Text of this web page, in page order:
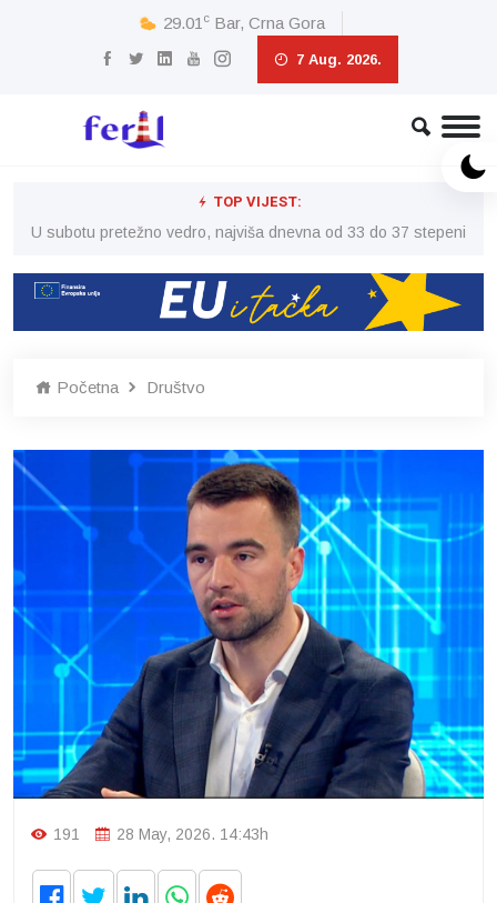
29.01 c Bar, Crna Gora
7 Aug. 2026.
TOP VIJEST:
U subotu pretežno vedro, najviša dnevna od 33 do 37 stepeni
Početna Društvo
191 28 May, 2026. 14:43h